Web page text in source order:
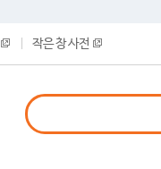
작은 창 사전